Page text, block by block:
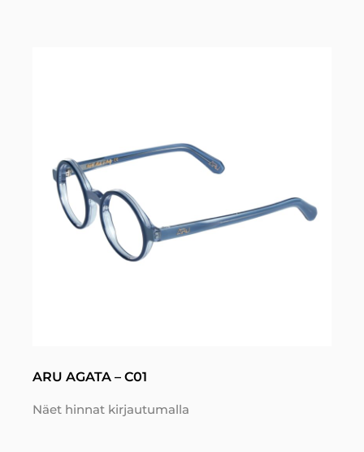
ARU AGATA – C01
Näet hinnat kirjautumalla